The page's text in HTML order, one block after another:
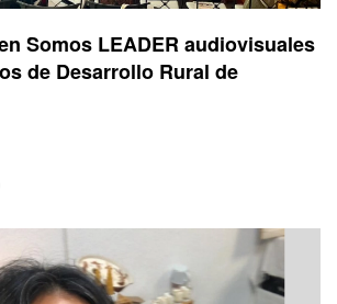
Somos LEADER audiovisuales
de Desarrollo Rural de